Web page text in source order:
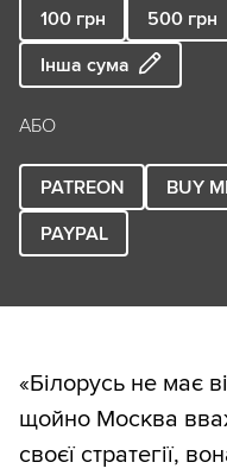
100 грн 500 грн
Інша сума
АБО
PATREON BUY
PAYPAL
«Білорусь не має
щойно Москва
своєї стратегії,